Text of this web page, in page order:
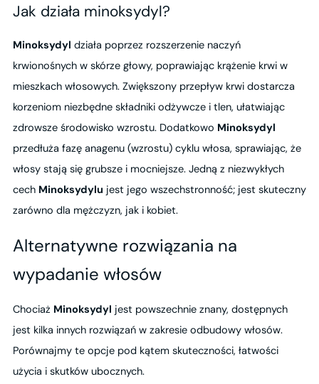
Jak działa minoksydyl?
Minoksydyl działa poprzez rozszerzenie naczyń
krwionośnych w skórze głowy, poprawiając krążenie krwi w
mieszkach włosowych. Zwiększony przepływ krwi dostarcza
korzeniom niezbędne składniki odżywcze i tlen, ułatwiając
zdrowsze środowisko wzrostu. Dodatkowo Minoksydyl
przedłuża fazę anagenu (wzrostu) cyklu włosa, sprawiając, że
włosy stają się grubsze i mocniejsze. Jedną z niezwykłych
cech Minoksydylu jest jego wszechstronność; jest skuteczny
zarówno dla mężczyzn, jak i kobiet.
Alternatywne rozwiązania na
wypadanie włosów
Chociaż Minoksydyl jest powszechnie znany, dostępnych
jest kilka innych rozwiązań w zakresie odbudowy włosów.
Porównajmy te opcje pod kątem skuteczności, łatwości
użycia i skutków ubocznych.